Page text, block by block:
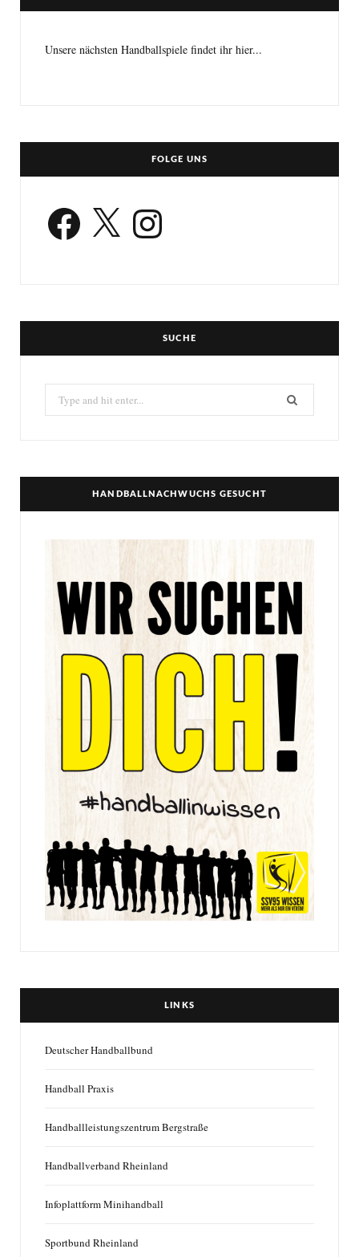
Unsere nächsten Handballspiele findet ihr hier...
FOLGE UNS
Facebook X Instagram
SUCHE
for:
HANDBALLNACHWUCHS GESUCHT
LINKS
Deutscher Handballbund
Handball Praxis
Handballleistungszentrum Bergstraße
Handballverband Rheinland
Infoplattform Minihandball
Sportbund Rheinland